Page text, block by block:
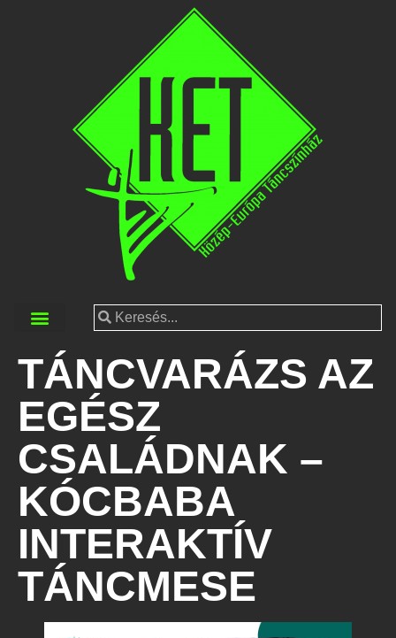
TÁNCVARÁZS AZ
EGÉSZ
CSALÁDNAK –
KÓCBABA
INTERAKTÍV
TÁNCMESE